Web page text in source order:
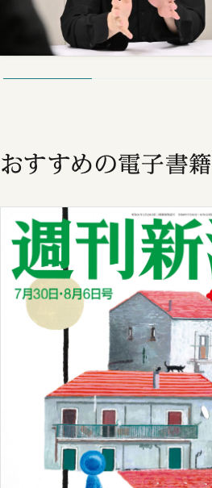
おすすめの電子書籍